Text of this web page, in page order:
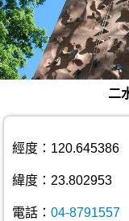
二
經度：120.645386
緯度：23.802953
電話： 04-8791557